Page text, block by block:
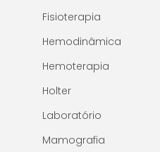
Fisioterapia
Hemodinâmica
Hemoterapia
Holter
Laboratório
Mamografia